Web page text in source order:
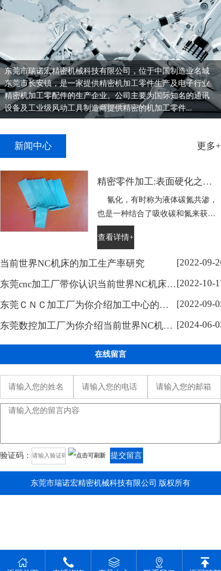
东莞市瑞诺宏精密机械科技有限公司，位于中国制造业名城
东莞市长安镇，是一家提供精密机加工零件生产及电子行业
精密机加工零配件的生产企业。公司主要为国际知名的通讯
设备及工业级风动工具制造商提供精密的机加工零件...
新闻中心 更多+
精密零件加工:表面硬化之氰化
氰化，有时称为液体碳氮共渗，
也是一种结合了吸收碳和氮来获得
表面硬度的工艺，它主要用于不适
合通常热处理的低碳钢。需表面硬
化的氰化钠盐溶液中，浸泡的持续
时间取决于硬化层的深度。然后将
理可以容易地获得0.005到0.015英寸
(...
查看详情+
当前世界NC机床的加工生产率研究 [2022-09-
东莞cnc加工厂带你认识当前世界NC机床的系统开放化研究[2022-10-
东莞ＣＮＣ加工厂为你介绍加工中心的分类 [2022-09-
东莞数控加工厂为你介绍当前世界NC机床的技术研究范围 [2024-06-
在线留言
验证码： 提交留言
东莞市瑞诺宏精密机械科技有限公司 版权所有